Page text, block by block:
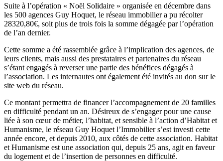
Suite à l’opération « Noël Solidaire » organisée en décembre dans
les 500 agences Guy Hoquet, le réseau immobilier a pu récolter
28320,80€, soit plus de trois fois la somme dégagée par l’opération
de l’an dernier.
Cette somme a été rassemblée grâce à l’implication des agences, de
leurs clients, mais aussi des prestataires et partenaires du réseau
s’étant engagés à reverser une partie des bénéfices dégagés à
l’association. Les internautes ont également été invités au don sur le
site web du réseau.
Ce montant permettra de financer l’accompagnement de 20 familles
en difficulté pendant un an. Désireux de s’engager pour une cause
liée à son cœur de métier, l’habitat, et sensible à l’action d’Habitat et
Humanisme, le réseau Guy Hoquet l’Immobilier s’est investi cette
année encore, et depuis 2010, aux côtés de cette association. Habitat
et Humanisme est une association qui, depuis 25 ans, agit en faveur
du logement et de l’insertion de personnes en difficulté.